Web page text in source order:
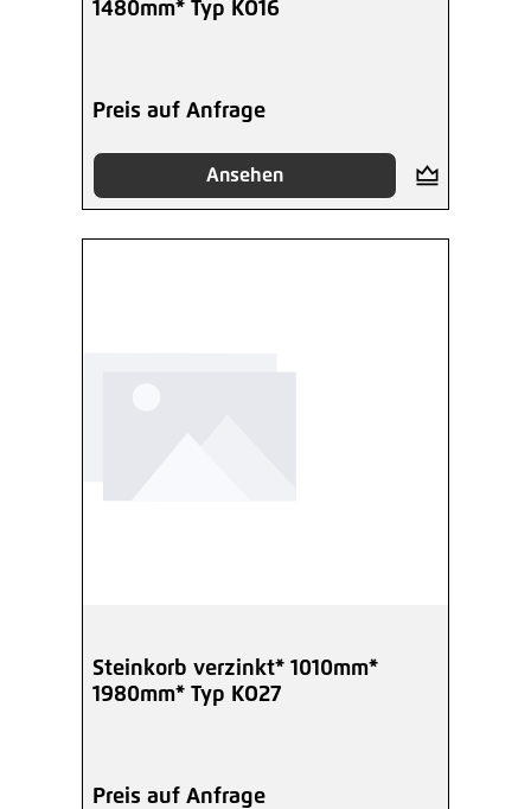
1480mm* Typ KO16
Preis auf Anfrage
Ansehen
Steinkorb verzinkt* 1010mm*
1980mm* Typ KO27
Preis auf Anfrage